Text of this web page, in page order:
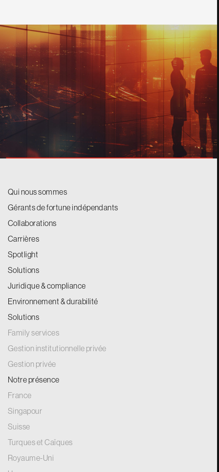
CONTACT
Qui nous sommes
Gérants de fortune indépendants
Collaborations
Carrières
Spotlight
Solutions
Juridique & compliance
Environnement & durabilité
Solutions
Family services
Gestion institutionnelle privée
Gestion privée
Notre présence
France
Singapour
Suisse
Turques et Caïques
Royaume-Uni